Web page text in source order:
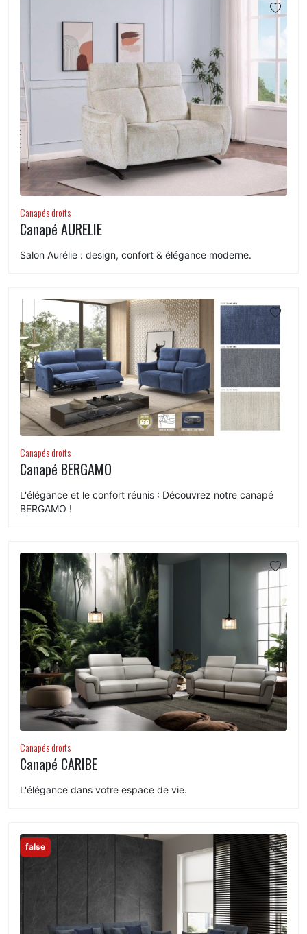
Canapés droits
Canapé AURELIE
Salon Aurélie : design, confort & élégance moderne.
Canapés droits
Canapé BERGAMO
L'élégance et le confort réunis : Découvrez notre canapé
BERGAMO !
Canapés droits
Canapé CARIBE
L'élégance dans votre espace de vie.
false